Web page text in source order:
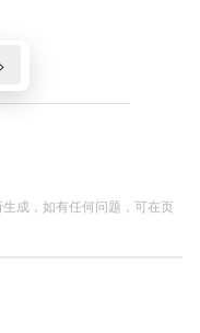
成，如有任何问题，可在页